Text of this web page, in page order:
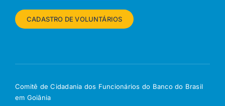
CADASTRO DE VOLUNTÁRIOS
Comitê de Cidadania dos Funcionários do Banco do Brasil
em Goiânia